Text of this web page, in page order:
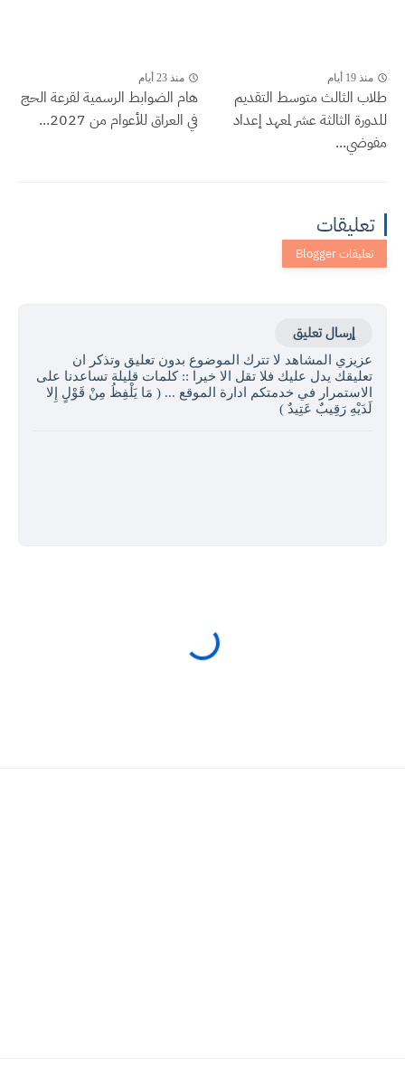
منذ 19 أيام
طلاب الثالث متوسط التقديم
للدورة الثالثة عشر لمعهد إعداد
مفوضي...
منذ 23 أيام
هام الضوابط الرسمية لقرعة الحج
في العراق للأعوام من 2027...
تعليقات
إرسال تعليق
عزيزي المشاهد لا تترك الموضوع بدون تعليق وتذكر ان
تعليقك يدل عليك فلا تقل الا خيرا :: كلمات قليلة تساعدنا على
الاستمرار في خدمتكم ادارة الموقع ... ( مَا يَلْفِظُ مِنْ قَوْلٍ إِلا
لَدَيْهِ رَقِيبٌ عَتِيدٌ )